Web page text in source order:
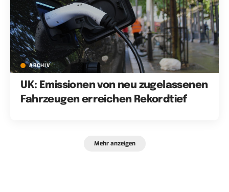
ARCHIV
UK: Emissionen von neu zugelassenen
Fahrzeugen erreichen Rekordtief
Mehr anzeigen